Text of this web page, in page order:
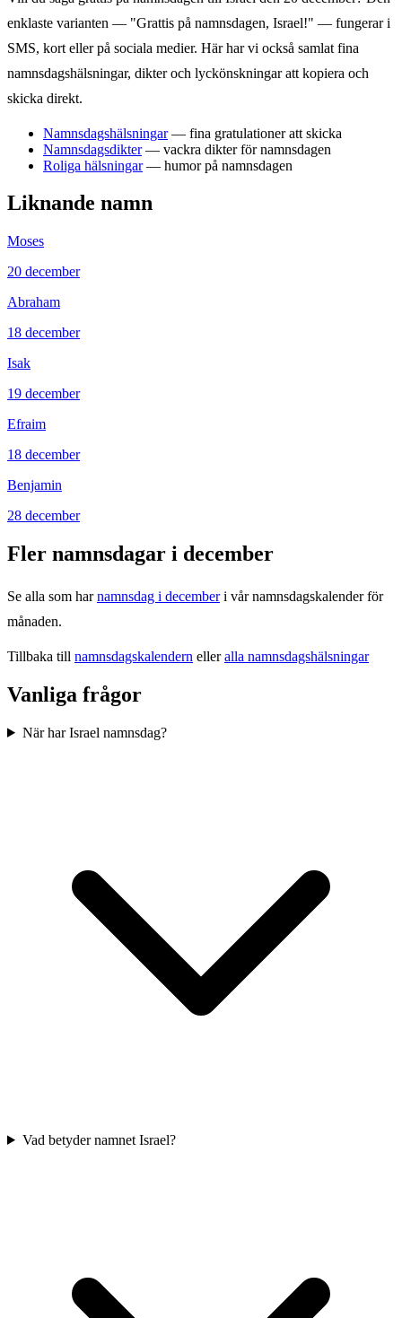
enklaste varianten — "Grattis på namnsdagen, Israel!" — fungerar i
SMS, kort eller på sociala medier. Här har vi också samlat fina
namnsdagshälsningar, dikter och lyckönskningar att kopiera och
skicka direkt.
Namnsdagshälsningar — fina gratulationer att skicka
Namnsdagsdikter— vackra dikter för namnsdagen
Roliga hälsningar— humor på namnsdagen
Liknande namn
Moses
20 december
Abraham
18 december
Isak
19 december
Efraim
18 december
Benjamin
28 december
Fler namnsdagar i december
Se alla som har namnsdag i december i vår namnsdagskalender för
månaden.
Tillbaka till namnsdagskalendern elleralla namnsdagshälsningar
Vanliga frågor
När har Israel namnsdag?
Vad betyder namnet Israel?